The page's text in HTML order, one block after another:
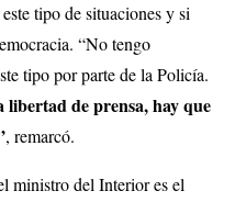
tipo de situaciones y si
“No tengo
tipo por parte de la Policía.
libertad de prensa, hay que
, remarcó.
ministro del Interior es el